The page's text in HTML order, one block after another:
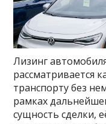
Лизинг
рассматривается
транспорту без
рамках
сущность сделки,